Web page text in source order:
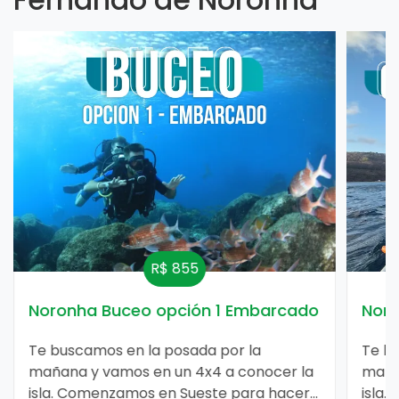
R$ 190
Noronha canoa havaiana
Te buscamos en la posada por la
mañana y vamos en un 4x4 a conocer la
isla. Comenzamos en Sueste para hacer
un buceo con las tortugas gigantes, luego
vamos al Mirante do Leão, Cacimba do
Padre, Baía dos Porcos, y nos detenemos
en Sancho para baño y snorkel. Después,
4 Horas Fernando de Noronha
Te
un
en
4